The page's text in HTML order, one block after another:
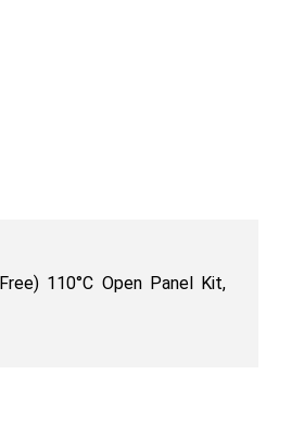
110°C Open Panel Kit,